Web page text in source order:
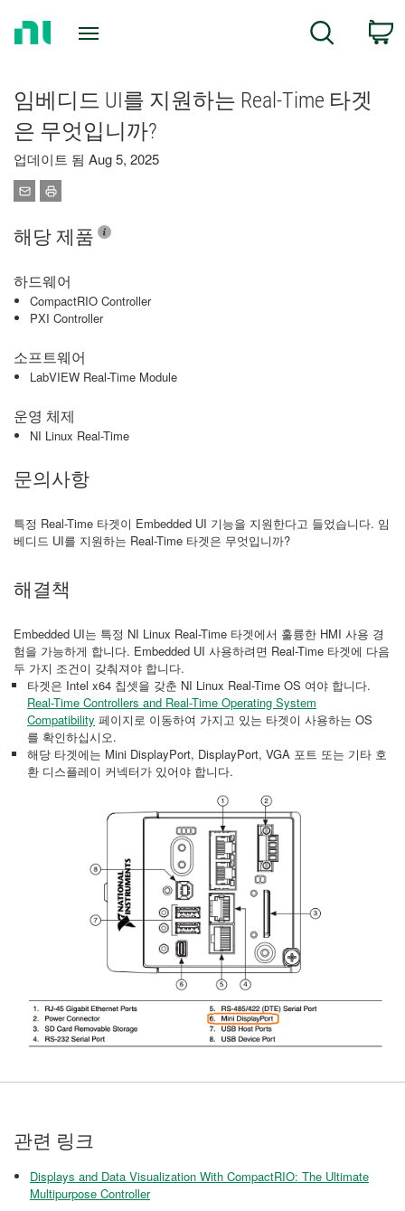
Search
임베디드 UI를 지원하는 Real-Time 타겟
은 무엇입니까?
업데이트 됨 Aug 5, 2025
해당 제품
하드웨어
CompactRIO Controller
PXI Controller
소프트웨어
LabVIEW Real-Time Module
운영 체제
NI Linux Real-Time
문의사항
특정 Real-Time 타겟이 Embedded UI 기능을 지원한다고 들었습니다. 임
베디드 UI를 지원하는 Real-Time 타겟은 무엇입니까?
해결책
Embedded UI는 특정 NI Linux Real-Time 타겟에서 훌륭한 HMI 사용 경
험을 가능하게 합니다. Embedded UI 사용하려면 Real-Time 타겟에 다음
두 가지 조건이 갖춰져야 합니다.
타겟은 Intel x64 칩셋을 갖춘 NI Linux Real-Time OS 여야 합니다.
Real-Time Controllers and Real-Time Operating System
Compatibility 페이지로 이동하여 가지고 있는 타겟이 사용하는 OS
를 확인하십시오.
해당 타겟에는 Mini DisplayPort, DisplayPort, VGA 포트 또는 기타 호
환 디스플레이 커넥터가 있어야 합니다.
관련 링크
Displays and Data Visualization With CompactRIO: The Ultimate
Multipurpose Controller